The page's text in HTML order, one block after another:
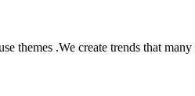
themes .We create trends that